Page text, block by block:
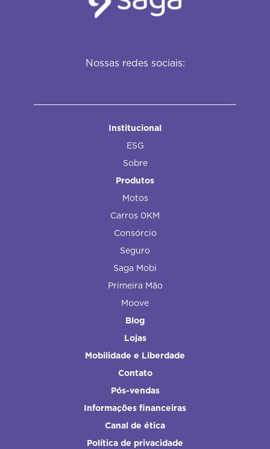
Nossas redes sociais:
Institucional
ESG
Sobre
Produtos
Motos
Carros 0KM
Consórcio
Seguro
Saga Mobi
Primeira Mão
Moove
Blog
Lojas
Mobilidade e Liberdade
Contato
Pós-vendas
Informações financeiras
Canal de ética
Política de privacidade